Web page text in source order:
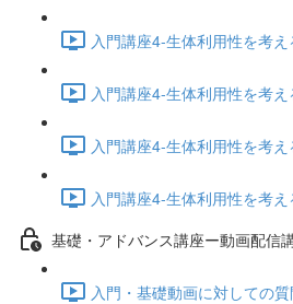
入門講座4-生体利用性を考
入門講座4-生体利用性を考
入門講座4-生体利用性を考
入門講座4-生体利用性を考
基礎・アドバンス講座ー動画配信
入門・基礎動画に対しての